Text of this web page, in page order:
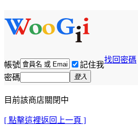
帳號 記住我
找回密碼
密碼 登入
目前該商店關閉中
[ 點擊這裡返回上一頁 ]